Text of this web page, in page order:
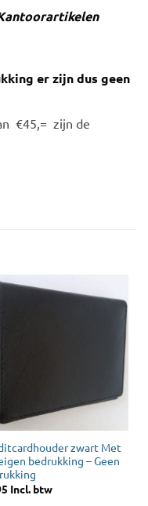
er zijn dus geen
€45,= zijn de
zwart Met
bedrukking – Geen
Incl. btw